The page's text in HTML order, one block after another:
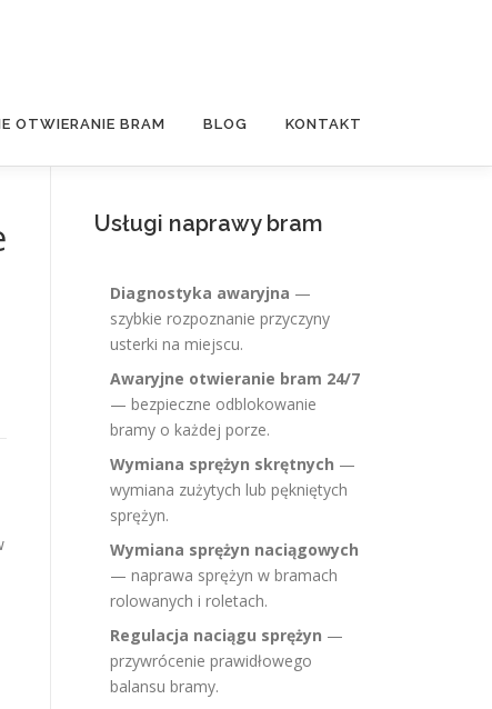
OTWIERANIE BRAM BLOG KONTAKT
Usługi naprawy bram
Diagnostyka awaryjna —
szybkie rozpoznanie przyczyny
usterki na miejscu.
Awaryjne otwieranie bram 24/7
— bezpieczne odblokowanie
bramy o każdej porze.
Wymiana sprężyn skrętnych —
wymiana zużytych lub pękniętych
sprężyn.
Wymiana sprężyn naciągowych
— naprawa sprężyn w bramach
rolowanych i roletach.
Regulacja naciągu sprężyn —
przywrócenie prawidłowego
balansu bramy.